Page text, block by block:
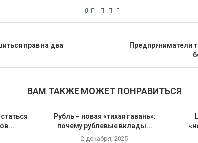
0
прав на два
Предприниматели
ВАМ ТАКЖЕ МОЖЕТ ПОНРАВИТЬСЯ
Рубль – новая «тихая гавань»:
почему рублевые вклады...
2 декабря, 2025